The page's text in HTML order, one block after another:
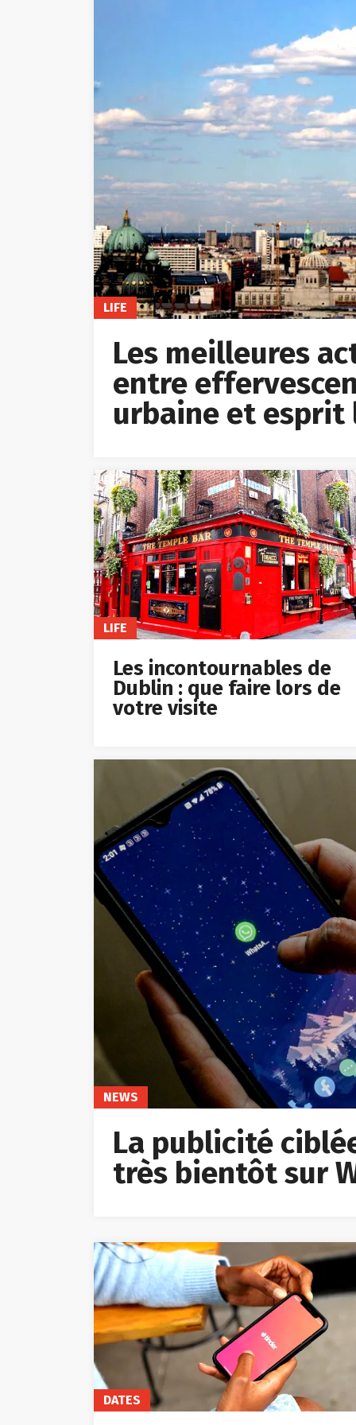
LIFE
Les meilleures
entre
urbaine et esprit
LIFE
Les incontournables de
Dublin : que faire lors de
votre visite
NEWS
La publicité
très bientôt sur
DATES